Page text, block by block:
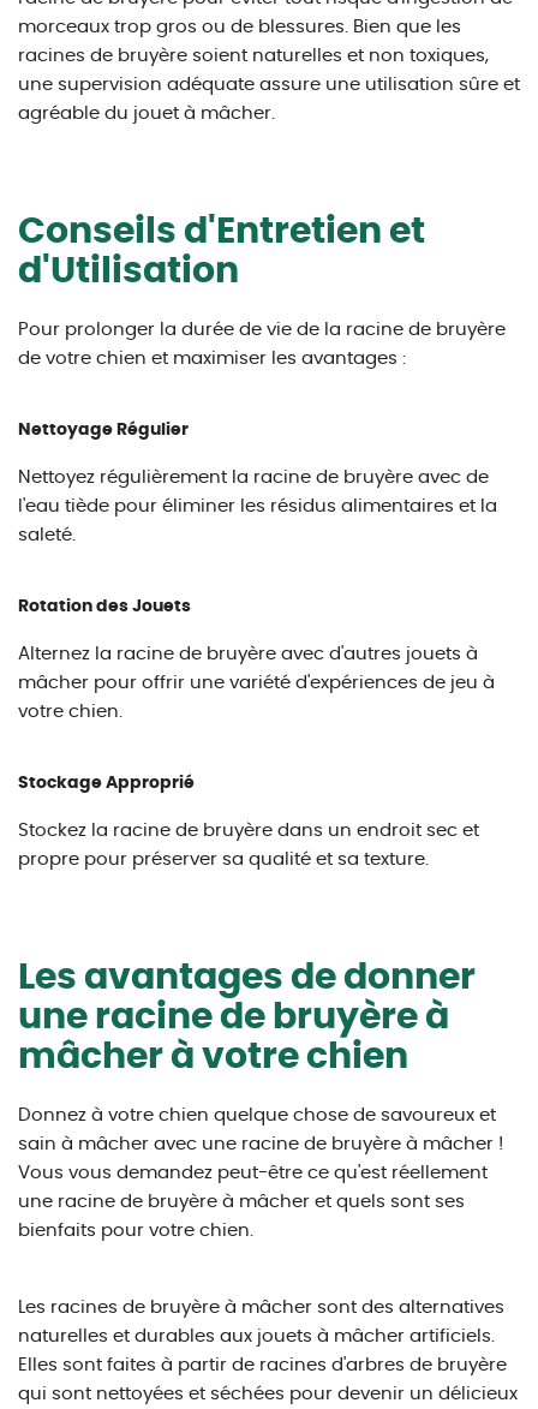
morceaux trop gros ou de blessures. Bien que les
racines de bruyère soient naturelles et non toxiques,
une supervision adéquate assure une utilisation sûre et
agréable du jouet à mâcher.
Conseils d'Entretien et
d'Utilisation
Pour prolonger la durée de vie de la racine de bruyère
de votre chien et maximiser les avantages :
Nettoyage Régulier
Nettoyez régulièrement la racine de bruyère avec de
l'eau tiède pour éliminer les résidus alimentaires et la
saleté.
Rotation des Jouets
Alternez la racine de bruyère avec d'autres jouets à
mâcher pour offrir une variété d'expériences de jeu à
votre chien.
Stockage Approprié
Stockez la racine de bruyère dans un endroit sec et
propre pour préserver sa qualité et sa texture.
Les avantages de donner
une racine de bruyère à
mâcher à votre chien
Donnez à votre chien quelque chose de savoureux et
sain à mâcher avec une racine de bruyère à mâcher !
Vous vous demandez peut-être ce qu'est réellement
une racine de bruyère à mâcher et quels sont ses
bienfaits pour votre chien.
Les racines de bruyère à mâcher sont des alternatives
naturelles et durables aux jouets à mâcher artificiels.
Elles sont faites à partir de racines d'arbres de bruyère
qui sont nettoyées et séchées pour devenir un délicieux